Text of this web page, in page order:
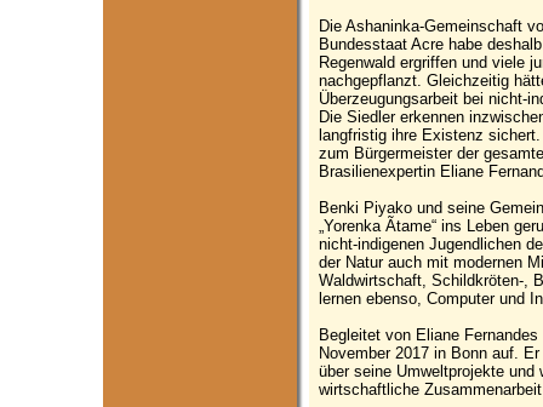
Die Ashaninka-Gemeinschaft
Bundesstaat Acre habe
Regenwald ergriffen und viele
nachgepflanzt. Gleichzeitig
Überzeugungsarbeit bei nicht-
Die Siedler erkennen
langfristig ihre Existenz
zum Bürgermeister der
Brasilienexpertin Eliane
Benki Piyako und seine
„Yorenka Ãtame“ ins Leben
nicht-indigenen Jugendlichen
der Natur auch mit modernen
Waldwirtschaft, Schildkröten-,
lernen ebenso, Computer und
Begleitet von Eliane
November 2017 in Bonn auf.
über seine Umweltprojekte
wirtschaftliche